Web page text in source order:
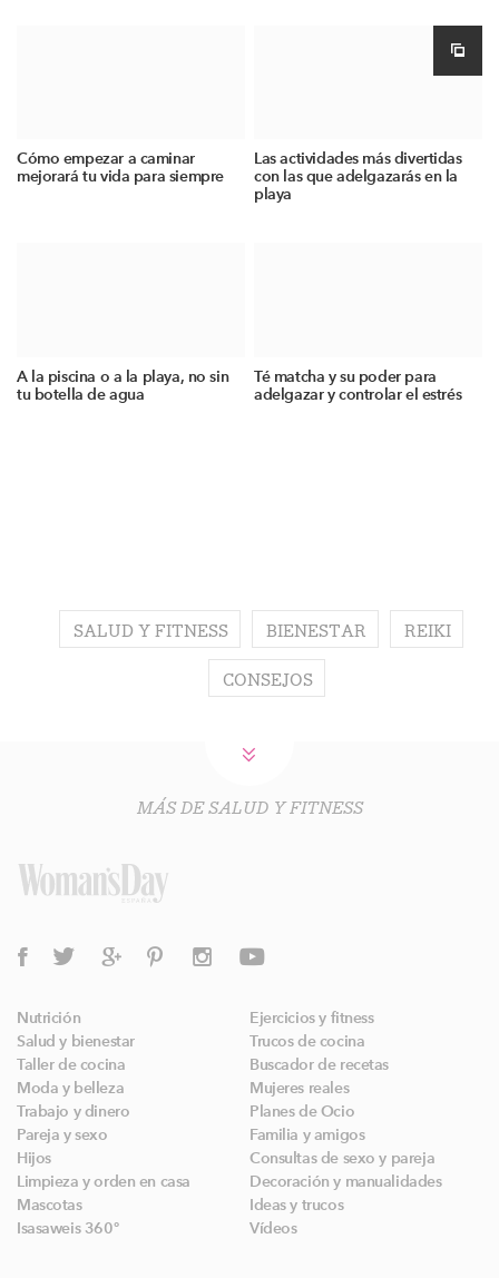
Cómo empezar a caminar
mejorará tu vida para siempre
Las actividades más divertidas
con las que adelgazarás en la
playa
A la piscina o a la playa, no sin
tu botella de agua
Té matcha y su poder para
adelgazar y controlar el estrés
SALUD Y FITNESS BIENESTAR REIKI
CONSEJOS
MÁS DE SALUD Y FITNESS
Nutrición
Ejercicios y fitness
Salud y bienestar
Trucos de cocina
Taller de cocina
Buscador de recetas
Moda y belleza
Mujeres reales
Trabajo y dinero
Planes de Ocio
Pareja y sexo
Familia y amigos
Hijos
Consultas de sexo y pareja
Limpieza y orden en casa
Decoración y manualidades
Mascotas
Ideas y trucos
Isasaweis 360º
Vídeos